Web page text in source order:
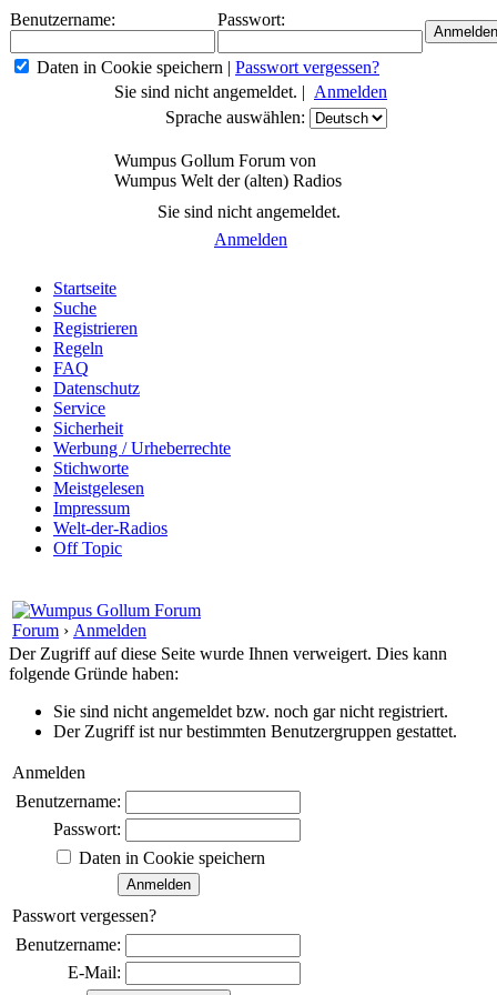
Benutzername: Passwort:
Daten in Cookie speichern | Passwort vergessen?
Sie sind nicht angemeldet. | Anmelden
Sprache auswählen:
Wumpus Gollum Forum von
Wumpus Welt der (alten) Radios
Sie sind nicht angemeldet.
Anmelden
Startseite
Suche
Registrieren
Regeln
FAQ
Datenschutz
Service
Sicherheit
Werbung / Urheberrechte
Stichworte
Meistgelesen
Impressum
Welt-der-Radios
Off Topic
Forum › Anmelden
Der Zugriff auf diese Seite wurde Ihnen verweigert. Dies kann
folgende Gründe haben:
Sie sind nicht angemeldet bzw. noch gar nicht registriert.
Der Zugriff ist nur bestimmten Benutzergruppen gestattet.
Anmelden
Benutzername:
Passwort:
Daten in Cookie speichern
Passwort vergessen?
Benutzername:
E-Mail: